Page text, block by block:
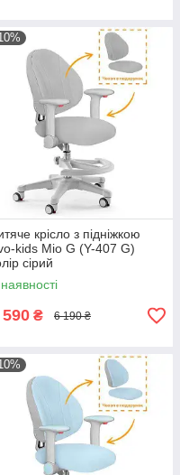
крісло з підніжкою
kids Mio G (Y-407 G)
сірий
₴ 6 190 ₴